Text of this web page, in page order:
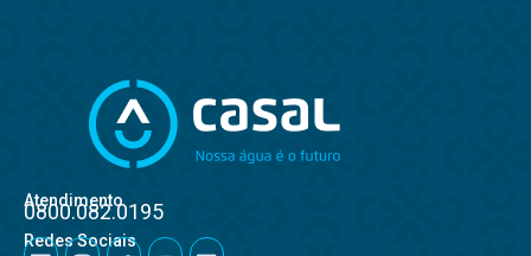
Atendimento
0800.082.0195
Redes Sociais